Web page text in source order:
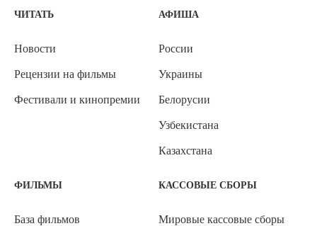
ЧИТАТЬ
Новости
Рецензии на фильмы
Фестивали и кинопремии
АФИША
России
Украины
Белорусии
Узбекистана
Казахстана
ФИЛЬМЫ
База фильмов
КАССОВЫЕ СБОРЫ
Мировые кассовые сборы